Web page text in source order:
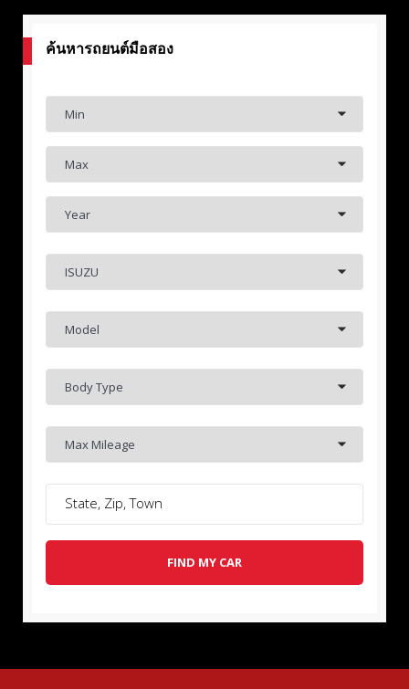
ค้นหารถยนต์มือสอง
Min
Max
FIND MY CAR
Year
ISUZU
Model
Body Type
Max Mileage